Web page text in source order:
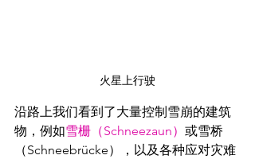
火星上行驶
沿路上我们看到了大量控制雪崩的建筑
物，例如雪栅（Schneezaun） 或雪桥
（Schneebrücke），以及各种应对灾难